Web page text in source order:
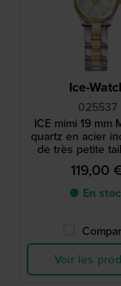
Ice-
025537
ICE mimi 19 mm Montre à
quartz en acier
de très petite
index en
119,00
● En
Voir les